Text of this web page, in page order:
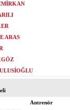
ARAS
Antrenör